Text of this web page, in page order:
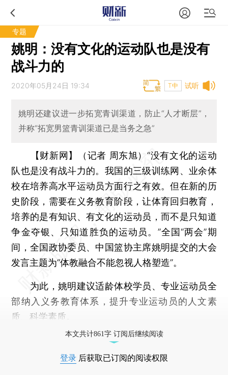
专题
姚明：没有文化的运动队也是没有
战斗力的
试听
2020年05月24日 19:34 T中
姚明还建议进一步拓宽青训渠道，防止“人才断层”，
并称“拓宽男篮青训渠道已是当务之急”
【财新网】（记者 周东旭）“没有文化的运动
队也是没有战斗力的。我国的三级训练网、业余体
校在培养高水平运动员方面行之有效。但在新的历
史阶段，需要在义务教育阶段，让体育回归教育，
培养的是有知识、有文化的运动员，而不是只知道
争金夺银、只知道胜负的运动员。”全国“两会”期
间，全国政协委员、中国篮协主席姚明提交的大会
发言主题为“体教融合不能忽视人格塑造”。
为此，姚明建议适龄体校学员、专业运动员全
部纳入义务教育体系，提升专业运动员的人文素
质、科学素质。
本文共计861字 订阅后继续阅读
登录 后获取已订阅的阅读权限